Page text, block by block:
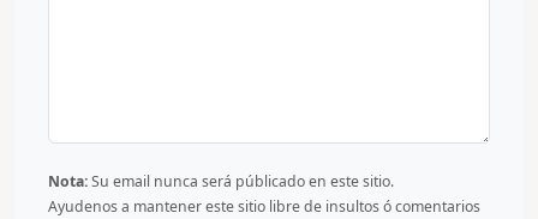
Nota:Su email nunca será públicado en este sitio.
Ayudenos a mantener este sitio libre de insultos ó comentarios